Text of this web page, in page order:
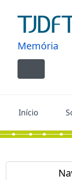
Memória
Toggle
Início